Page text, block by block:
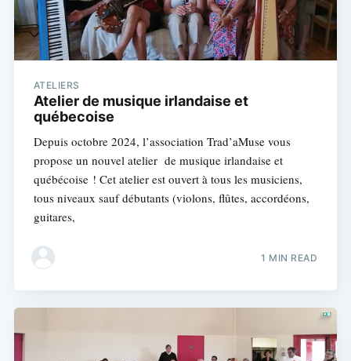
ATELIERS
Atelier de musique irlandaise et
québecoise
Depuis octobre 2024, l’association Trad’aMuse vous
propose un nouvel atelier de musique irlandaise et
québécoise ! Cet atelier est ouvert à tous les musiciens,
tous niveaux sauf débutants (violons, flûtes, accordéons,
guitares,
1 MIN READ